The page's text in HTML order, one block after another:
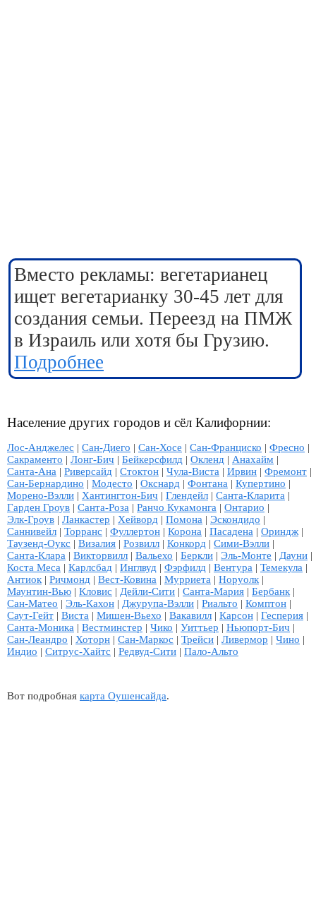
Вместо рекламы: вегетарианец
ищет вегетарианку 30-45 лет для
создания семьи. Переезд на ПМЖ
в Израиль или хотя бы Грузию.
Подробнее
Население других городов и сёл Калифорнии:
Лос-Анджелес | Сан-Диего | Сан-Хосе | Сан-Франциско | Фресно |
Сакраменто | Лонг-Бич | Бейкерсфилд | Окленд | Анахайм |
Санта-Ана | Риверсайд | Стоктон | Чула-Виста | Ирвин | Фремонт |
Сан-Бернардино | Модесто | Окснард | Фонтана | Купертино |
Морено-Вэлли | Хантингтон-Бич | Глендейл | Санта-Кларита |
Гарден Гроув | Санта-Роза | Ранчо Кукамонга | Онтарио |
Элк-Гроув | Ланкастер | Хейворд | Помона | Эскондидо |
Саннивейл | Торранс | Фуллертон | Корона | Пасадена | Ориндж |
Таузенд-Оукс | Визалия | Розвилл | Конкорд | Сими-Вэлли |
Санта-Клара | Викторвилл | Вальехо | Беркли | Эль-Монте | Дауни |
Коста Меса | Карлсбад | Инглвуд | Фэрфилд | Вентура | Темекула |
Антиок | Ричмонд | Вест-Ковина | Мурриета | Норуолк |
Маунтин-Вью | Кловис | Дейли-Сити | Санта-Мария | Бербанк |
Сан-Матео | Эль-Кахон | Джурупа-Вэлли | Риальто | Комптон |
Саут-Гейт | Виста | Мишен-Вьехо | Вакавилл | Карсон | Гесперия |
Санта-Моника | Вестминстер | Чико | Уиттьер | Ньюпорт-Бич |
Сан-Леандро | Хоторн | Сан-Маркос | Трейси | Ливермор | Чино |
Индио | Ситрус-Хайтс | Редвуд-Сити | Пало-Альто
Вот подробная карта Оушенсайда.